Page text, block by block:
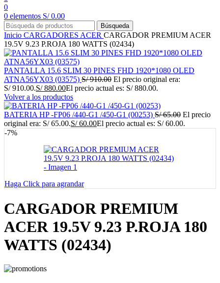
0
0 elementos S/0.00
Búsqueda
Inicio CARGADORES ACER CARGADOR PREMIUM ACER
19.5V 9.23 P.ROJA 180 WATTS (02434)
PANTALLA 15.6 SLIM 30 PINES FHD 1920*1080 OLED
ATNA56YX03 (03575) S/910.00 El precio original era:
S/ 910.00.S/880.00El precio actual es: S/ 880.00.
Volver a los productos
BATERIA HP -FP06 /440-G1 /450-G1 (00253) S/65.00 El precio
original era: S/ 65.00.S/60.00El precio actual es: S/ 60.00.
-7%
Haga Click para agrandar
CARGADOR PREMIUM
ACER 19.5V 9.23 P.ROJA 180
WATTS (02434)